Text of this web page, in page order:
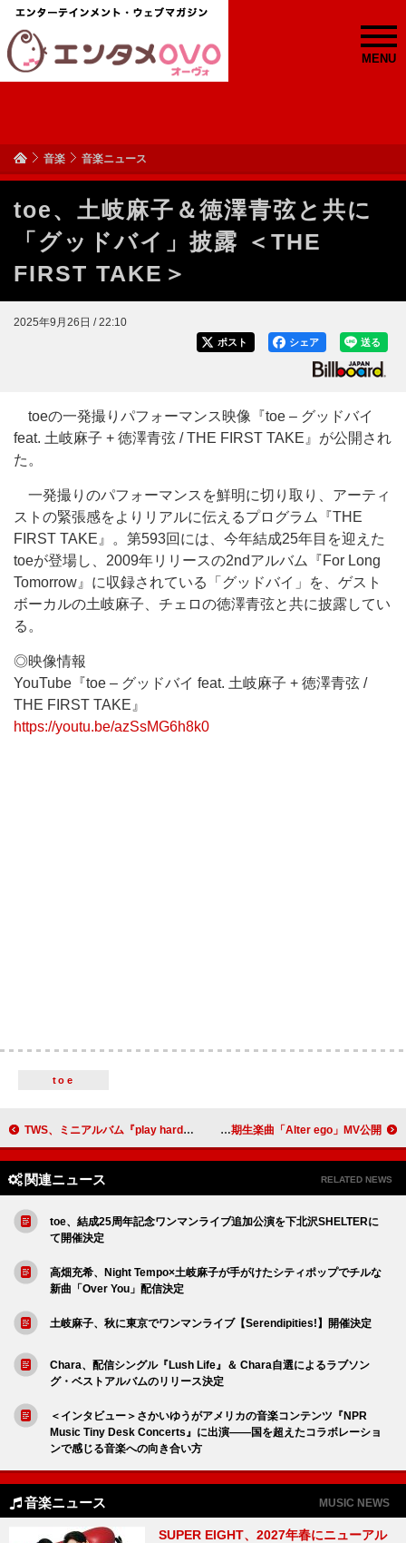
MENU
音楽 音楽ニュース
toe、土岐麻子＆徳澤青弦と共に
「グッドバイ」披露 ＜THE
FIRST TAKE＞
2025年9月26日 / 22:10
送る
シェア
ポスト
toeの一発撮りパフォーマンス映像『toe – グッドバイ
feat. 土岐麻子 + 徳澤青弦 / THE FIRST TAKE』が公開され
た。
一発撮りのパフォーマンスを鮮明に切り取り、アーティ
ストの緊張感をよりリアルに伝えるプログラム『THE
FIRST TAKE』。第593回には、今年結成25年目を迎えた
toeが登場し、2009年リリースの2ndアルバム『For Long
Tomorrow』に収録されている「グッドバイ」を、ゲスト
ボーカルの土岐麻子、チェロの徳澤青弦と共に披露してい
る。
◎映像情報
YouTube『toe – グッドバイ feat. 土岐麻子 + 徳澤青弦 /
THE FIRST TAKE』
https://youtu.be/azSsMG6h8k0
toe
TWS、ミニアルバム『play hard』プロモーションスケジューラーを公開 櫻坂46、山川宇衣センターの四期生楽曲「Alter ego」MV公開
関連ニュース RELATED NEWS
toe、結成25周年記念ワンマンライブ追加公演を下北沢SHELTERに
て開催決定
高畑充希、Night Tempo×土岐麻子が手がけたシティポップでチルな
新曲「Over You」配信決定
土岐麻子、秋に東京でワンマンライブ【Serendipities!】開催決定
Chara、配信シングル『Lush Life』＆ Chara自選によるラブソン
グ・ベストアルバムのリリース決定
＜インタビュー＞さかいゆうがアメリカの音楽コンテンツ『NPR
Music Tiny Desk Concerts』に出演――国を超えたコラボレーショ
ンで感じる音楽への向き合い方
音楽ニュース MUSIC NEWS
SUPER EIGHT、2027年春にニューアル